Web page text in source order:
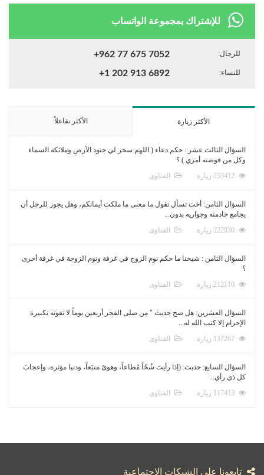
للإشتراك بمجموعة الواتساب
للرجال: +962 77 675 7052
للنساء: +1 202 913 6892
الأكثر زيارة الأكثر تفاعلاً
السؤال الثالث عشر : حكم دعاء ( اللهم سخر لي جنود الأرض وملائكة السماء
وكل من فوضته أمري ) ؟
الفتاوى
السؤال الثامن: أخت تسأل تقول ما معنى ما ملكت أيمانكم، وهل يجوز للرجل أن
يجامع خادمته وجواريه بدون...
الفتاوى
السؤال الثامن : شيخنا ما حكم نوم الزوج في غرفة ونوم الزوجة في غرفة أخرى
؟
الفتاوى
السؤال العشرين: هل صح حديث " من صلى الفجر أربعين يوماً لا تفوته تكبيرة
الإحرام إلا كتب الله له...
الفتاوى
السؤال السابع: حديث: (إذا رأيتَ شُحّاً مُطاعاً، وهوىً متبَعاً، ودنيا مؤثرة، وإعجابَ
كل ذي رأي...
الفتاوى
تابعونا على الشبكات الاجتماعية